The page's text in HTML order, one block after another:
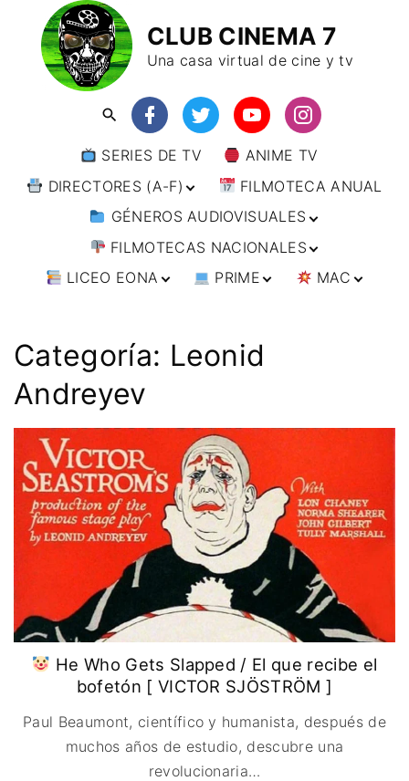
CLUB CINEMA 7
Una casa virtual de cine y tv
SERIES DE TV
ANIME TV
DIRECTORES (A-F)
DIRECTORES (F-L)
DIRECTORES (L-
W)
FILMOTECA ANUAL
GÉNEROS AUDIOVISUALES
ANIMACIÓN
ARTES MARCIALES
CINE DOCUMENTAL
CINE NEGRO / CRIMEN /
ESPIONAJE
COMEDIA
DRAMA
ÉPICO / MITOLÓGICO
EXPERIMENTOS
FANTÁSTICO
MUSICAL
TERROR
WESTERN / CHAMBARA
FILMOTECAS NACIONALES
AFRICA
MÉXICO
URUGUAY
ASIA
EUROPA
BÉLGICA
DINAMARCA
ESPAÑA
FRANCIA
ITALIA
PAISES BAJOS
REINO UNIDO
SERBIA​
SUECIA
OCEANIA
LICEO EONA
TALLERES
ONLINE
FILM DOCTOR
IMAGEN & VIDEO
COMPUTACIÓN
DISEÑO WEB
CONTACTO
TARJETA
DIGITAL
PRIME
IMPRESCINDIBLES
MAC
Categoría: Leonid
Andreyev
He Who Gets Slapped / El que recibe el
bofetón [ VICTOR SJÖSTRÖM ]
Paul Beaumont, científico y humanista, después de
muchos años de estudio, descubre una
revolucionaria…